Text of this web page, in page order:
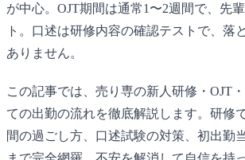
が中心。OJT期間は通常1〜2週間で、先
ト。口述は研修内容の確認テストで、落
ありません。
この記事では、売り専の新人研修・OJT
ての出勤の流れを徹底解説します。研修
間の過ごし方、口述試験の対策、初出勤